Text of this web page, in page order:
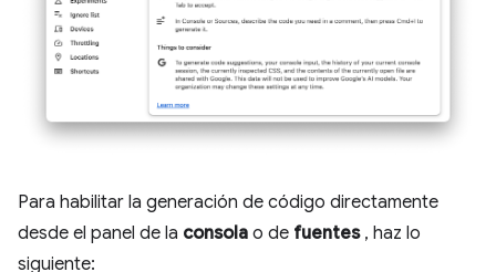
Para habilitar la generación de código directamente
desde el panel de la consola o de fuentes, haz lo
siguiente: